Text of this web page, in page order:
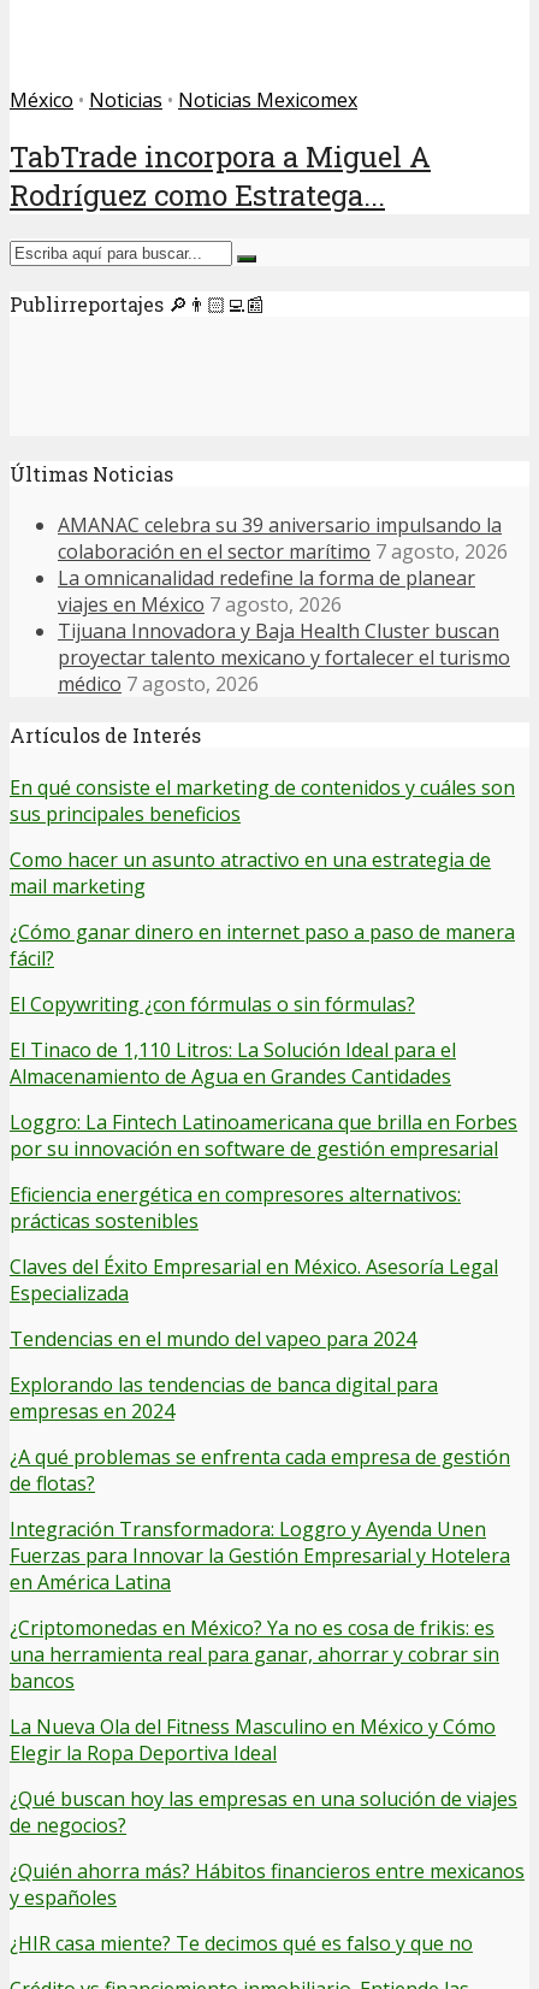
México • Noticias • Noticias Mexicomex
TabTrade incorpora a Miguel A
Rodríguez como Estratega...
Publirreportajes 🔎👨🏻‍💻📰
Últimas Noticias
AMANAC celebra su 39 aniversario impulsando la
colaboración en el sector marítimo 7 agosto, 2026
La omnicanalidad redefine la forma de planear
viajes en México 7 agosto, 2026
Tijuana Innovadora y Baja Health Cluster buscan
proyectar talento mexicano y fortalecer el turismo
médico 7 agosto, 2026
Artículos de Interés
En qué consiste el marketing de contenidos y cuáles son
sus principales beneficios
Como hacer un asunto atractivo en una estrategia de
mail marketing
¿Cómo ganar dinero en internet paso a paso de manera
fácil?
El Copywriting ¿con fórmulas o sin fórmulas?
El Tinaco de 1,110 Litros: La Solución Ideal para el
Almacenamiento de Agua en Grandes Cantidades
Loggro: La Fintech Latinoamericana que brilla en Forbes
por su innovación en software de gestión empresarial
Eficiencia energética en compresores alternativos:
prácticas sostenibles
Claves del Éxito Empresarial en México. Asesoría Legal
Especializada
Tendencias en el mundo del vapeo para 2024
Explorando las tendencias de banca digital para
empresas en 2024
¿A qué problemas se enfrenta cada empresa de gestión
de flotas?
Integración Transformadora: Loggro y Ayenda Unen
Fuerzas para Innovar la Gestión Empresarial y Hotelera
en América Latina
¿Criptomonedas en México? Ya no es cosa de frikis: es
una herramienta real para ganar, ahorrar y cobrar sin
bancos
La Nueva Ola del Fitness Masculino en México y Cómo
Elegir la Ropa Deportiva Ideal
¿Qué buscan hoy las empresas en una solución de viajes
de negocios?
¿Quién ahorra más? Hábitos financieros entre mexicanos
y españoles
¿HIR casa miente? Te decimos qué es falso y que no